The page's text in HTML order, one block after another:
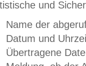
und
Name der
Datum und
Übertragene